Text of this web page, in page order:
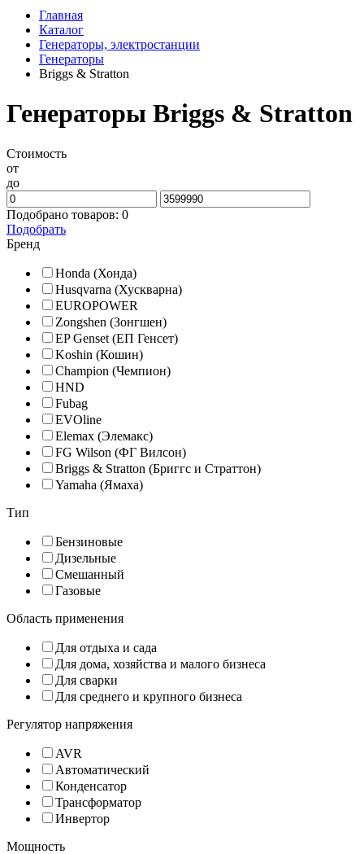
Главная
Каталог
Генераторы, электростанции
Генераторы
Briggs & Stratton
Генераторы Briggs & Stratton
Стоимость
от
до
Подобрано товаров: 0
Подобрать
Бренд
Honda (Хонда)
Husqvarna (Хускварна)
EUROPOWER
Zongshen (Зонгшен)
EP Genset (ЕП Генсет)
Koshin (Кошин)
Champion (Чемпион)
HND
Fubag
EVOline
Elemax (Элемакс)
FG Wilson (ФГ Вилсон)
Briggs & Stratton (Бриггс и Страттон)
Yamaha (Ямаха)
Тип
Бензиновые
Дизельные
Смешанный
Газовые
Область применения
Для отдыха и сада
Для дома, хозяйства и малого бизнеса
Для сварки
Для среднего и крупного бизнеса
Регулятор напряжения
AVR
Автоматический
Конденсатор
Трансформатор
Инвертор
Мощность